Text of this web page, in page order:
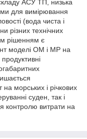
АСУ ТП, низька
для вимірювання
(вода чиста і
різних технічних
рішенням є
моделі ОМ і МР на
на морських і річкових
суден, так і
контролю витрати на